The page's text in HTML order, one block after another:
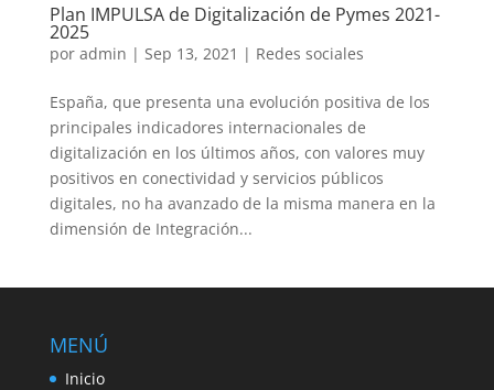
Plan IMPULSA de Digitalización de Pymes 2021-
2025
por admin | Sep 13, 2021 | Redes sociales
España, que presenta una evolución positiva de los
principales indicadores internacionales de
digitalización en los últimos años, con valores muy
positivos en conectividad y servicios públicos
digitales, no ha avanzado de la misma manera en la
dimensión de Integración...
MENÚ
Inicio